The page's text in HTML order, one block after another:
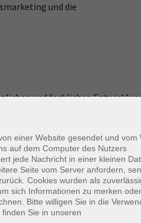
und die
und fachlichen
sowie Absolventinnen
die sich aus der
ergibt. Für Ihren Betrieb
Ausland verbracht werden. 10-
einer Website gesendet und vom
auf dem Computer des Nutzers
jede Nachricht in einer kleinen
Seite vom Server anfordern,
Cookies wurden als
sich Informationen zu merken
Bitte willigen Sie in die
Sie in unseren